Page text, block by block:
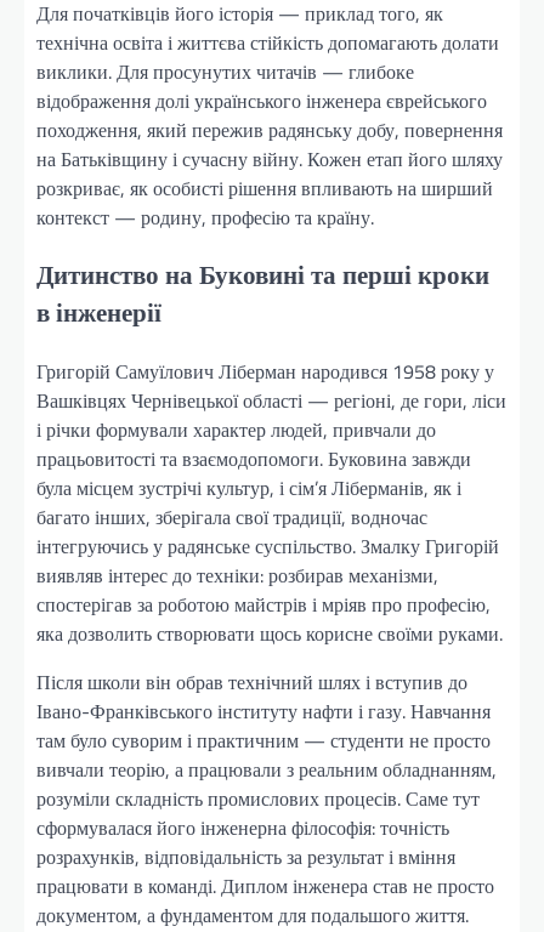
Для початківців його історія — приклад того, як
технічна освіта і життєва стійкість допомагають долати
виклики. Для просунутих читачів — глибоке
відображення долі українського інженера єврейського
походження, який пережив радянську добу, повернення
на Батьківщину і сучасну війну. Кожен етап його шляху
розкриває, як особисті рішення впливають на ширший
контекст — родину, професію та країну.
Дитинство на Буковині та перші кроки
в інженерії
Григорій Самуїлович Ліберман народився 1958 року у
Вашківцях Чернівецької області — регіоні, де гори, ліси
і річки формували характер людей, привчали до
працьовитості та взаємодопомоги. Буковина завжди
була місцем зустрічі культур, і сім’я Ліберманів, як і
багато інших, зберігала свої традиції, водночас
інтегруючись у радянське суспільство. Змалку Григорій
виявляв інтерес до техніки: розбирав механізми,
спостерігав за роботою майстрів і мріяв про професію,
яка дозволить створювати щось корисне своїми руками.
Після школи він обрав технічний шлях і вступив до
Івано-Франківського інституту нафти і газу. Навчання
там було суворим і практичним — студенти не просто
вивчали теорію, а працювали з реальним обладнанням,
розуміли складність промислових процесів. Саме тут
сформувалася його інженерна філософія: точність
розрахунків, відповідальність за результат і вміння
працювати в команді. Диплом інженера став не просто
документом, а фундаментом для подальшого життя.